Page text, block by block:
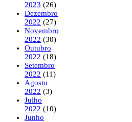
2023 (26)
Dezembro
2022 (27)
Novembro
2022 (30)
Outubro
2022 (18)
Setembro
2022 (11)
Agosto
2022 (3)
Julho
2022 (10)
Junho